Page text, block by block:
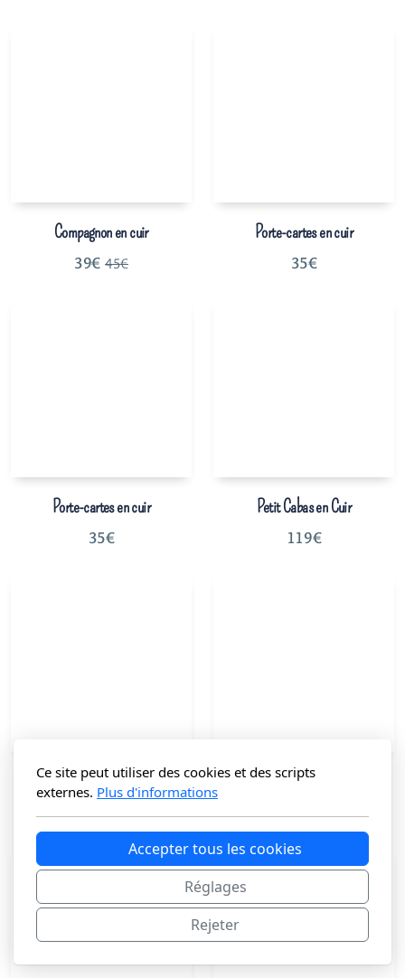
Compagnon en cuir
39€ 45€
Porte-cartes en cuir
35€
Porte-cartes en cuir
35€
Petit Cabas en Cuir
119€
Besace en cuir
99€
Cabas en Cuir KORBON
125€
Ce site peut utiliser des cookies et des scripts
externes. Plus d'informations
Accepter tous les cookies
Réglages
Rejeter